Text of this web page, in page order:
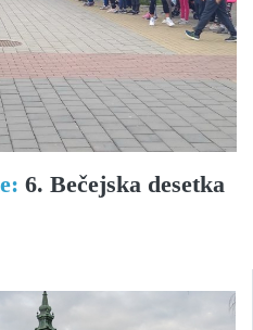
6. Bečejska desetka